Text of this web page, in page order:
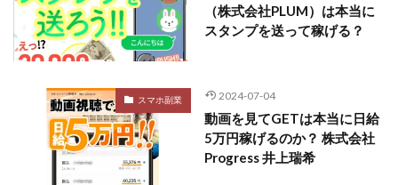
（株式会社PLUM）は本当に
スタンプを送って稼げる？
スマホ副業 2024-07-04
動画を見てGETは本当に日給
5万円稼げるのか？ 株式会社
Progress 井上瑞希